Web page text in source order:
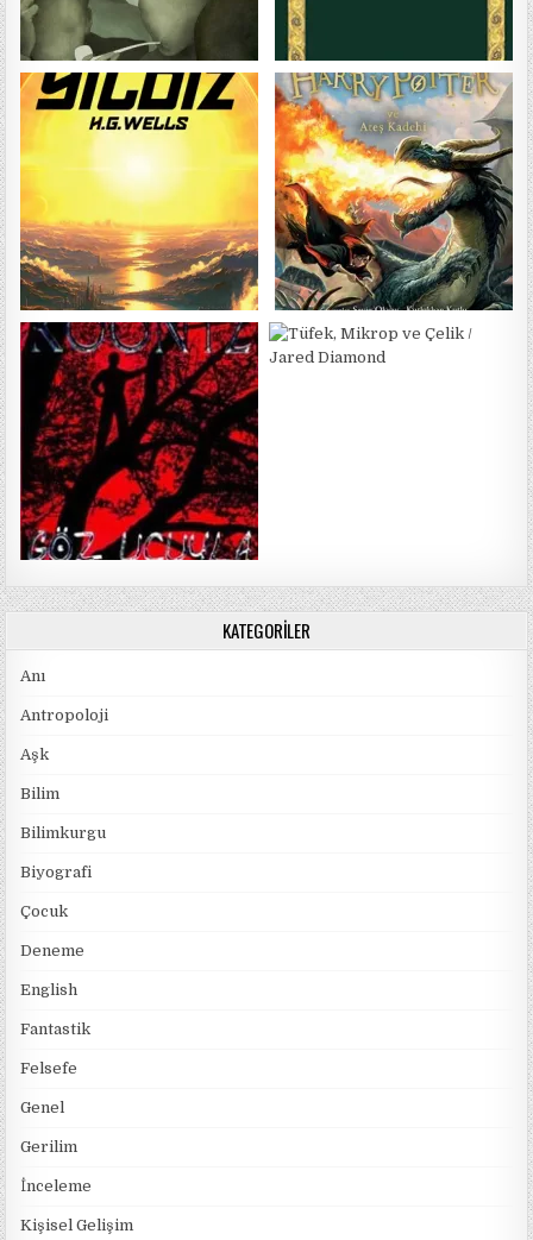
KATEGORILER
Anı
Antropoloji
Aşk
Bilim
Bilimkurgu
Biyografi
Çocuk
Deneme
English
Fantastik
Felsefe
Genel
Gerilim
İnceleme
Kişisel Gelişim